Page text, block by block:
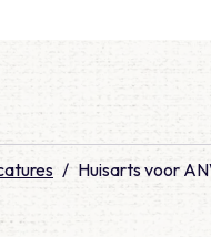
/ Huisarts voor